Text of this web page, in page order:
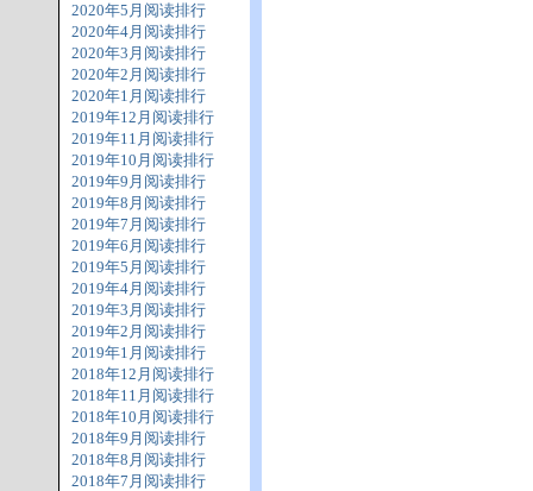
2020年5月阅读排行
2020年4月阅读排行
2020年3月阅读排行
2020年2月阅读排行
2020年1月阅读排行
2019年12月阅读排行
2019年11月阅读排行
2019年10月阅读排行
2019年9月阅读排行
2019年8月阅读排行
2019年7月阅读排行
2019年6月阅读排行
2019年5月阅读排行
2019年4月阅读排行
2019年3月阅读排行
2019年2月阅读排行
2019年1月阅读排行
2018年12月阅读排行
2018年11月阅读排行
2018年10月阅读排行
2018年9月阅读排行
2018年8月阅读排行
2018年7月阅读排行